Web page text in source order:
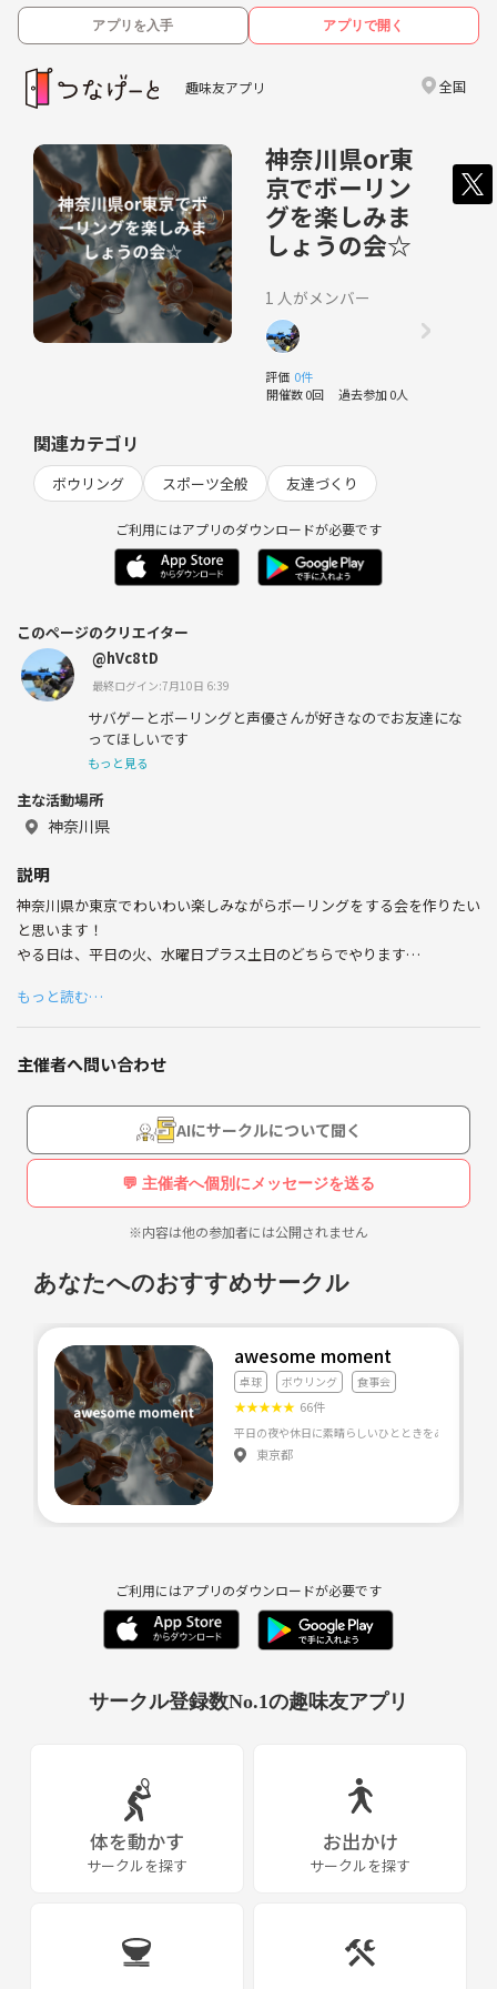
アプリを入手 アプリで開く
趣味友アプリ 全国
神奈川県or東
京でボーリン
グを楽しみま
しょうの会☆
1 人がメンバー
評価 0件
開催数 0回 過去参加 0人
関連カテゴリ
ボウリング スポーツ全般 友達づくり
ご利用にはアプリのダウンロードが必要です
このページのクリエイター
@hVc8tD
最終ログイン:7月10日 6:39
サバゲーとボーリングと声優さんが好きなのでお友達にな
ってほしいです
もっと見る
主な活動場所
神奈川県
説明
神奈川県か東京でわいわい楽しみながらボーリングをする会を作りたい
と思います！
やる日は、平日の火、水曜日プラス土日のどちらでやります
もっと読む…
主催者へ問い合わせ
AIにサークルについて聞く
💬 主催者へ個別にメッセージを送る
※内容は他の参加者には公開されません
あなたへのおすすめサークル
awesome moment
卓球 ボウリング 食事会
★★★★★ 66件
平日の夜や休日に素晴らしいひとときをみんなと
東京都
ご利用にはアプリのダウンロードが必要です
サークル登録数No.1の趣味友アプリ
体を動かす
サークルを探す
お出かけ
サークルを探す